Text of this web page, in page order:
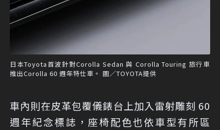
日本Toyota首波針對Corolla Sedan 與 Corolla Touring 旅行車
推出Corolla 60 週年特仕車。 圖／TOYOTA提供
車內則在皮革包覆儀錶台上加入雷射雕刻 60
週年紀念標誌，座椅配色也依車型有所區